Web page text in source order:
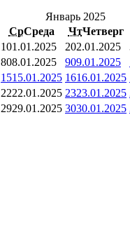
Январь 2025
СрСреда ЧтЧетверг
101.01.2025 202.01.2025
808.01.2025 909.01.2025
1515.01.2025 1616.01.2025
2222.01.2025 2323.01.2025
2929.01.2025 3030.01.2025